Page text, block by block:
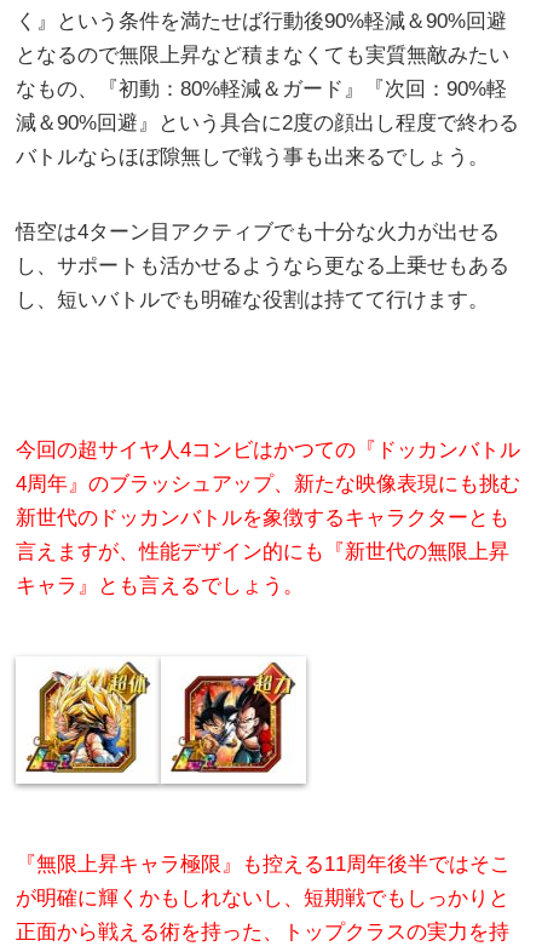
く』という条件を満たせば行動後90%軽減＆90%回避
となるので無限上昇など積まなくても実質無敵みたい
なもの、『初動：80%軽減＆ガード』『次回：90%軽
減＆90%回避』という具合に2度の顔出し程度で終わる
バトルならほぼ隙無しで戦う事も出来るでしょう。
悟空は4ターン目アクティブでも十分な火力が出せる
し、サポートも活かせるようなら更なる上乗せもある
し、短いバトルでも明確な役割は持てて行けます。
今回の超サイヤ人4コンビはかつての『ドッカンバトル
4周年』のブラッシュアップ、新たな映像表現にも挑む
新世代のドッカンバトルを象徴するキャラクターとも
言えますが、性能デザイン的にも『新世代の無限上昇
キャラ』とも言えるでしょう。
『無限上昇キャラ極限』も控える11周年後半ではそこ
が明確に輝くかもしれないし、短期戦でもしっかりと
正面から戦える術を持った、トップクラスの実力を持